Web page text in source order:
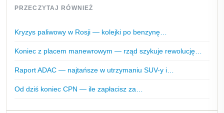
PRZECZYTAJ RÓWNIEŻ
Kryzys paliwowy w Rosji — kolejki po benzynę…
Koniec z placem manewrowym — rząd szykuje rewolucję…
Raport ADAC — najtańsze w utrzymaniu SUV-y i…
Od dziś koniec CPN — ile zapłacisz za…